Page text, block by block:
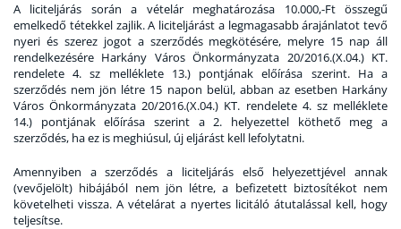
A liciteljárás során a vételár meghatározása 10.000,-Ft összegű
emelkedő tétekkel zajlik. A liciteljárást a legmagasabb árajánlatot tevő
nyeri és szerez jogot a szerződés megkötésére, melyre 15 nap áll
rendelkezésére Harkány Város Önkormányzata 20/2016.(X.04.) KT.
rendelete 4. sz melléklete 13.) pontjának előírása szerint. Ha a
szerződés nem jön létre 15 napon belül, abban az esetben Harkány
Város Önkormányzata 20/2016.(X.04.) KT. rendelete 4. sz melléklete
14.) pontjának előírása szerint a 2. helyezettel köthető meg a
szerződés, ha ez is meghiúsul, új eljárást kell lefolytatni.
Amennyiben a szerződés a liciteljárás első helyezettjével annak
(vevőjelölt) hibájából nem jön létre, a befizetett biztosítékot nem
követelheti vissza. A vételárat a nyertes licitáló átutalással kell, hogy
teljesítse.